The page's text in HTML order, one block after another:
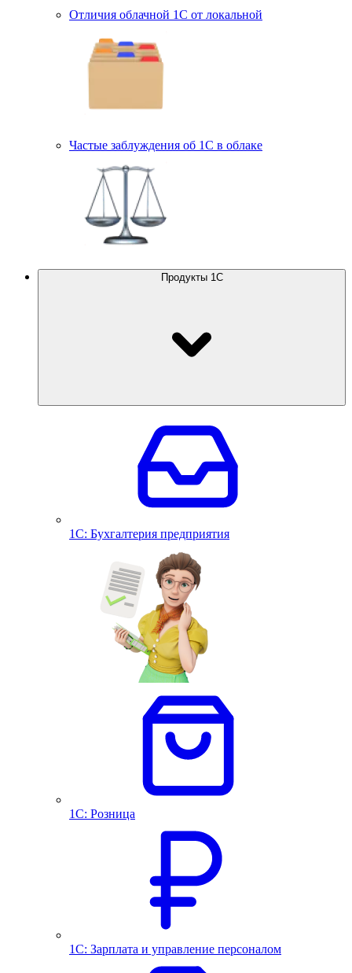
Отличия облачной 1С от локальной
Частые заблуждения об 1С в облаке
Продукты 1С
1С: Бухгалтерия предприятия
1С: Розница
1С: Зарплата и управление персоналом